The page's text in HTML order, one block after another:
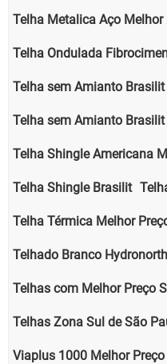
Telha Metalica Aço Melhor
Telha Ondulada
Telha sem Amianto
Telha sem Amianto
Telha Shingle Americana
Telha Shingle Brasilit
Telha Térmica Melhor
Telhado Branco
Telhas com Melhor Preço
Telhas Zona Sul de São
Viaplus 1000 Melhor Preço